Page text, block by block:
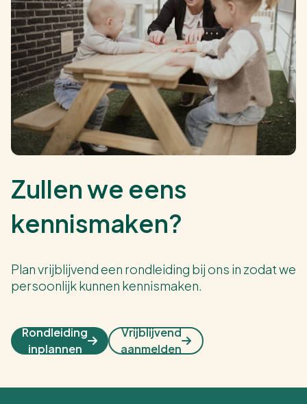
Zullen we eens
kennismaken?
Plan vrijblijvend een rondleiding bij ons in zodat we
persoonlijk kunnen kennismaken.
Rondleiding
inplannen
Vrijblijvend
aanmelden